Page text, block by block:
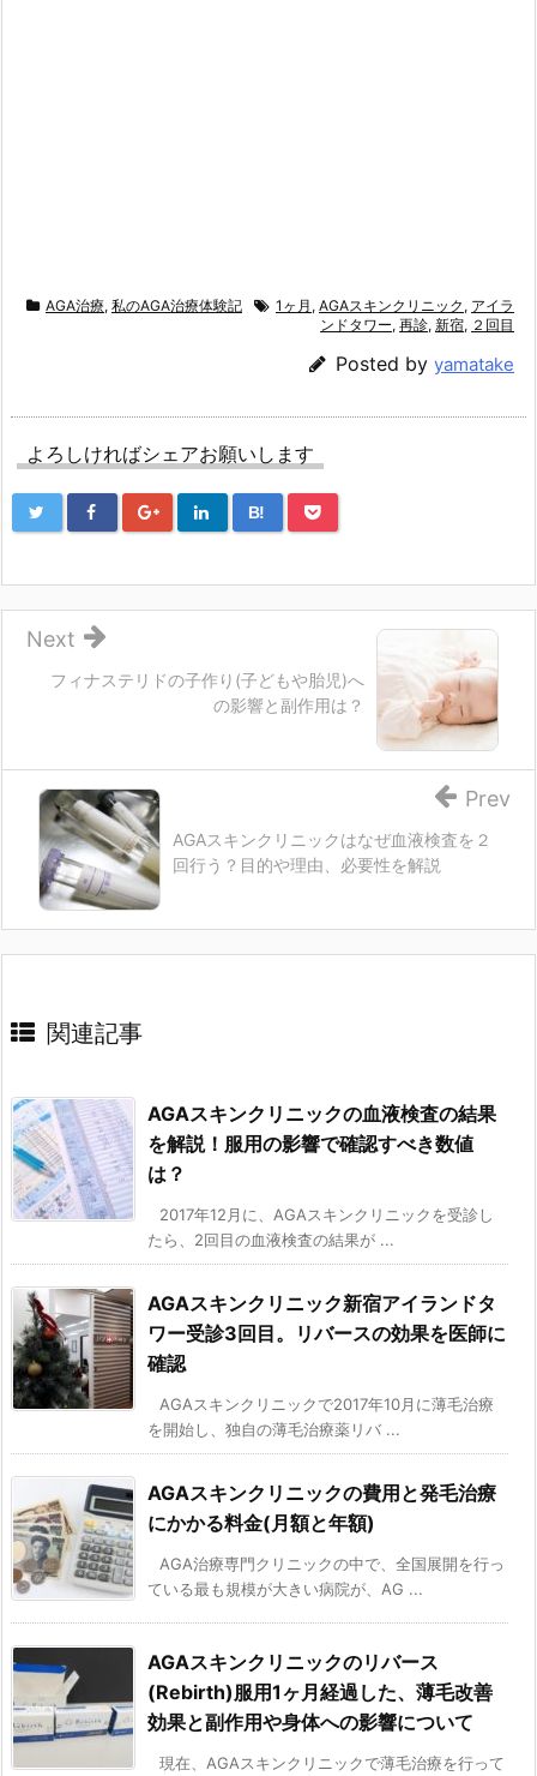
AGA治療, 私のAGA治療体験記 1ヶ月 , AGAスキンクリニック , アイラ
ンドタワー, 再診, 新宿, ２回目
Posted by yamatake
よろしければシェアお願いします
B!
フィナステリドの子作り(子どもや胎児)へ
の影響と副作用は？
Next
AGAスキンクリニックはなぜ血液検査を２
回行う？目的や理由、必要性を解説
Prev
関連記事
AGAスキンクリニックの血液検査の結果
を解説！服用の影響で確認すべき数値
は？
2017年12月に、AGAスキンクリニックを受診し
たら、2回目の血液検査の結果が ...
AGAスキンクリニック新宿アイランドタ
ワー受診3回目。リバースの効果を医師に
確認
AGAスキンクリニックで2017年10月に薄毛治療
を開始し、独自の薄毛治療薬リバ ...
AGAスキンクリニックの費用と発毛治療
にかかる料金(月額と年額)
AGA治療専門クリニックの中で、全国展開を行っ
ている最も規模が大きい病院が、AG ...
AGAスキンクリニックのリバース
(Rebirth)服用1ヶ月経過した、薄毛改善
効果と副作用や身体への影響について
現在、AGAスキンクリニックで薄毛治療を行って